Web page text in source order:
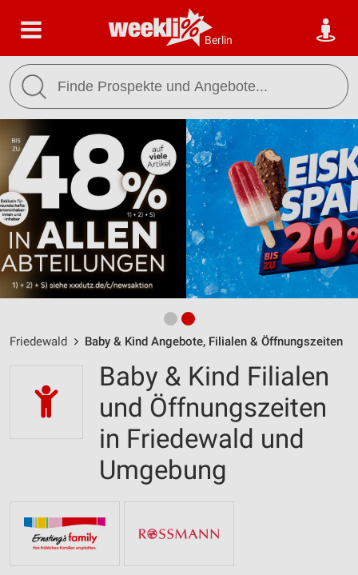
Berlin
Friedewald Baby & Kind Angebote, Filialen & Öffnungszeiten
Baby & Kind Filialen
und Öffnungszeiten
in Friedewald und
Umgebung